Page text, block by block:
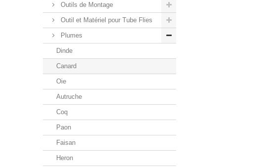
Outils de Montage
Outil et Matériel pour Tube Flies
Plumes
Dinde
Canard
Oie
Autruche
Coq
Paon
Faisan
Heron